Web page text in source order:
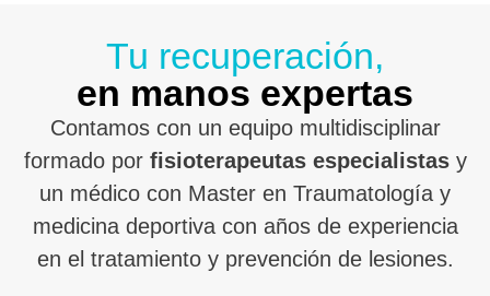
Tu recuperación,
en manos expertas
Contamos con un equipo multidisciplinar
formado por fisioterapeutas especialistasy
un médico con Master en Traumatología y
medicina deportiva con años de experiencia
en el tratamiento y prevención de lesiones.